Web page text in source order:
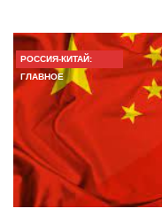
РОССИЯ-КИТАЙ:
ГЛАВНОЕ